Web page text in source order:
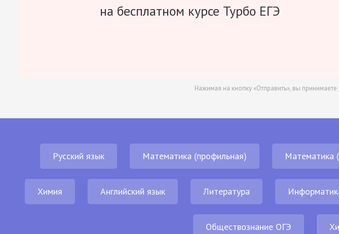
на бесплатном курсе Турбо ЕГЭ
Нажимая на кнопку «Отправить», вы принимаете
Русский язык Математика (профильная) Математика
Химия Английский язык Литература
Обществознание ОГЭ